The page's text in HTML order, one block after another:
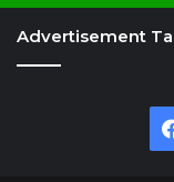
Advertisement